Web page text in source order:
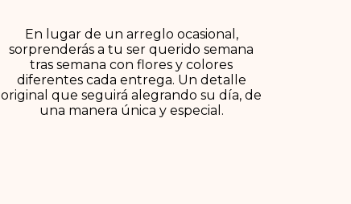
En lugar de un arreglo ocasional,
sorprenderás a tu ser querido semana
tras semana con flores y colores
diferentes cada entrega. Un detalle
original que seguirá alegrando su día, de
una manera única y especial.